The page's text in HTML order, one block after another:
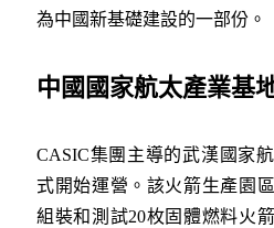
為中國新基礎建設的一部份。
中國國家航太產業基
CASIC集團主導的武漢國家
式開始運營。該火箭生產園
組裝和測試20枚固體燃料火